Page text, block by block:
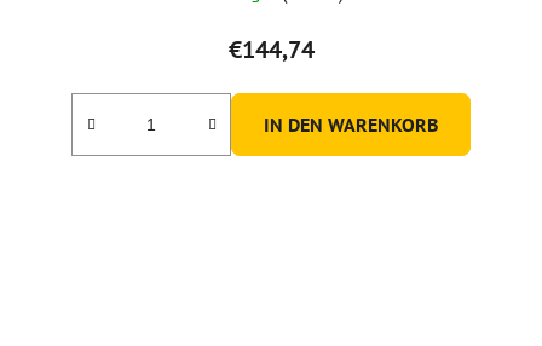
€144,74
IN DEN WARENKORB